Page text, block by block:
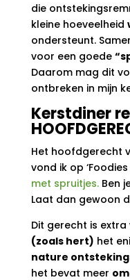
die
kleine hoeveelheid
ondersteunt.
voor een goede
Daarom mag dit
ontbreken in mijn
Kerstdiner
Het hoofdgerecht
vond ik op ‘Foodies
met spruitjes.Ben
Laat dan gewoon
Dit gerecht is
(zoals hert) het
nature
het bevat meer